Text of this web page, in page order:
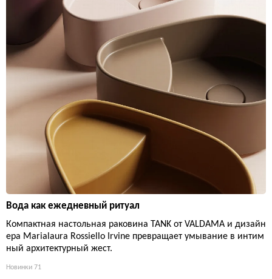
Вода как ежедневный ритуал
Компактная настольная раковина TANK от VALDAMA и дизайн
ера Marialaura Rossiello Irvine превращает умывание в интим
ный архитектурный жест.
Новинки 71